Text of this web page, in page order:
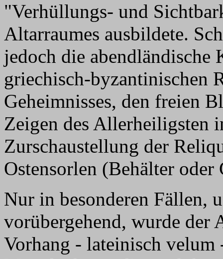
"Verhüllungs- und
Altarraumes ausbildete.
jedoch die abendländische
griechisch-byzantinischen
Geheimnisses, den freien
Zeigen des Allerheiligsten
Zurschaustellung der
Ostensorlen (Behälter
Nur in besonderen Fällen,
vorübergehend, wurde der
Vorhang - lateinisch